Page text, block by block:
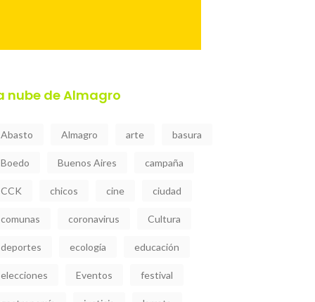
nube de Almagro
Abasto Almagro arte basura
Boedo Buenos Aires campaña
CCK chicos cine ciudad
comunas coronavirus Cultura
deportes ecología educación
elecciones Eventos festival